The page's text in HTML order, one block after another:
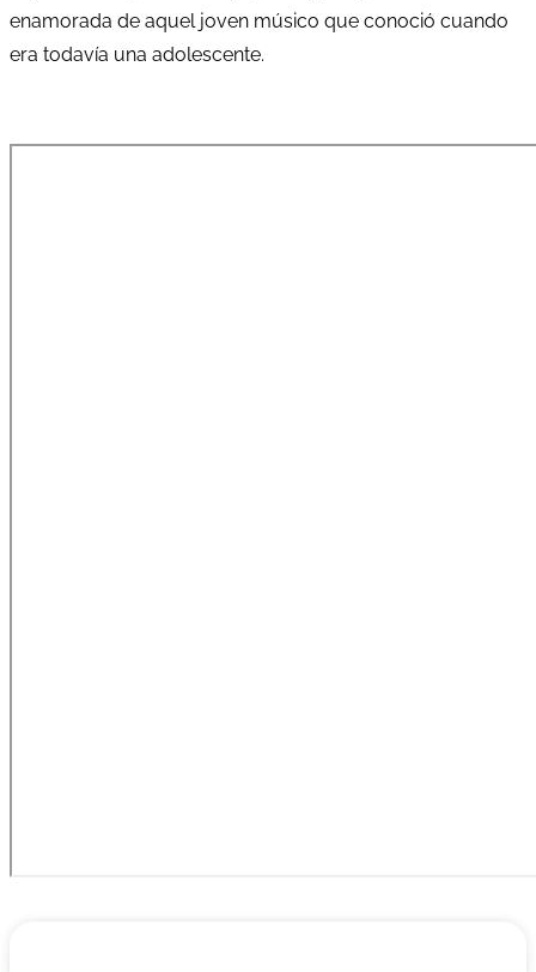
enamorada de aquel joven músico que conoció cuando
era todavía una adolescente.